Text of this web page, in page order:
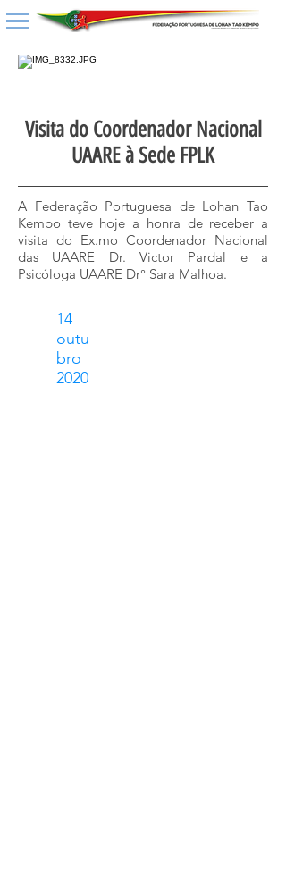
Visita do Coordenador Nacional
UAARE à Sede FPLK
A Federação Portuguesa de Lohan Tao
Kempo teve hoje a honra de receber a
visita do Ex.mo Coordenador Nacional
das UAARE Dr. Victor Pardal e a
Psicóloga UAARE Dr° Sara Malhoa.
14
outu
bro
2020